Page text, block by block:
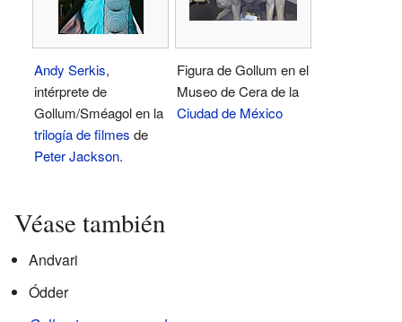
Andy Serkis,
intérprete de
Gollum/Sméagol en la
trilogía de filmes de
Peter Jackson.
Figura de Gollum en el
Museo de Cera de la
Ciudad de México
Véase también
Andvari
Ódder